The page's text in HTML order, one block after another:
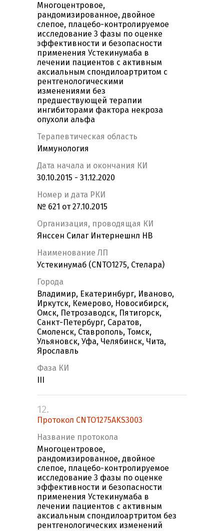
Многоцентровое,
рандомизированное, двойное
слепое, плацебо-контролируемое
исследование 3 фазы по оценке
эффективности и безопасности
применения Устекинумаба в
лечении пациентов с активным
аксиальным спондилоартритом с
рентгенологическими
изменениями без
предшествующей терапии
ингибиторами фактора некроза
опухоли альфа
Терапевтическая область
Иммунология
Дата начала и окончания КИ
30.10.2015 - 31.12.2020
Номер и дата РКИ
№ 621 от 27.10.2015
Организация, проводящая КИ
Янссен Силаг Интернешнл НВ
Наименование ЛП
Устекинумаб (CNTO1275, Стелара)
Города
Владимир, Екатеринбург, Иваново,
Иркутск, Кемерово, Новосибирск,
Омск, Петрозаводск, Пятигорск,
Санкт-Петербург, Саратов,
Смоленск, Ставрополь, Томск,
Ульяновск, Уфа, Челябинск, Чита,
Ярославль
Фаза КИ
12.
Протокол CNTO1275AKS3003
Название протокола
Многоцентровое,
рандомизированное, двойное
слепое, плацебо-контролируемое
исследование 3 фазы по оценке
эффективности и безопасности
применения Устекинумаба в
лечении пациентов с активным
аксиальным спондилоартритом без
рентгенологических изменений